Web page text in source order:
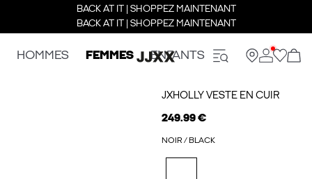
BACK AT IT | SHOPPEZ MAINTENANT
BACK AT IT | SHOPPEZ MAINTENANT
HOMMES FEMMES ENFANTS
JXHOLLY VESTE EN CUIR
249.99 €
NOIR / BLACK